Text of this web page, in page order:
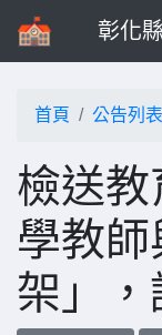
彰化
首頁 公告列表
檢送
學教
架」，